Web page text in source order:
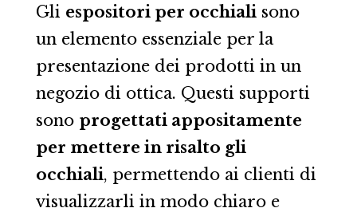
Gli espositori per occhialisono
un elemento essenziale per la
presentazione dei prodotti in un
negozio di ottica. Questi supporti
sono progettati appositamente
per mettere in risalto gli
occhiali, permettendo ai clienti di
visualizzarli in modo chiaro e